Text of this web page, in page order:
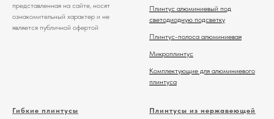
представленная на сайте, носят
ознакомительный характер и не
является публичной офертой
Плинтус алюминиевый под
светодиодную подсветку
Плинтус-полоса алюминиевая
Микроплинтус
Комплектующие для алюминиевого
плинтуса
Гибкие плинтусы
Плинтусы из нержавеющей